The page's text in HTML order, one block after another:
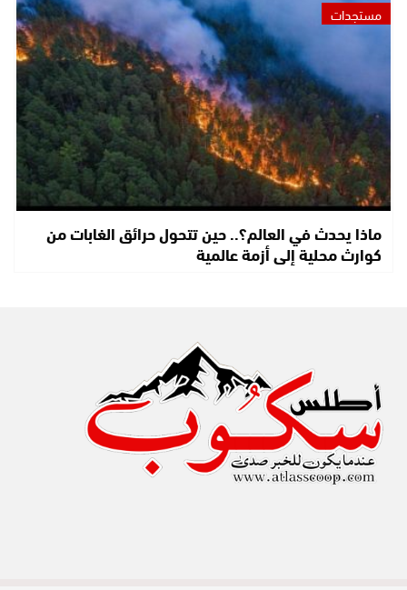
مستجدات
ماذا يحدث في العالم؟.. حين تتحول حرائق الغابات من
كوارث محلية إلى أزمة عالمية